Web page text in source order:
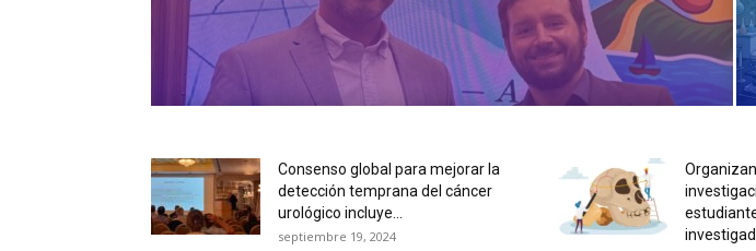
Consenso global para mejorar la
detección temprana del cáncer
urológico incluye...
septiembre 19, 2024